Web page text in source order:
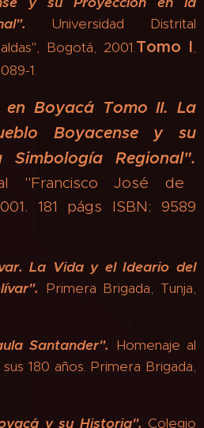
Universidad Distrital
Bogotá, 2001.Tomo I,
1.
en Boyacá Tomo II. La
Boyacense y su
Regional".
"Francisco José de
181 págs ISBN: 9589
La Vida y el Ideario del
Primera Brigada, Tunja,
Santander". Homenaje al
180 años. Primera Brigada,
y su Historia". Colegio